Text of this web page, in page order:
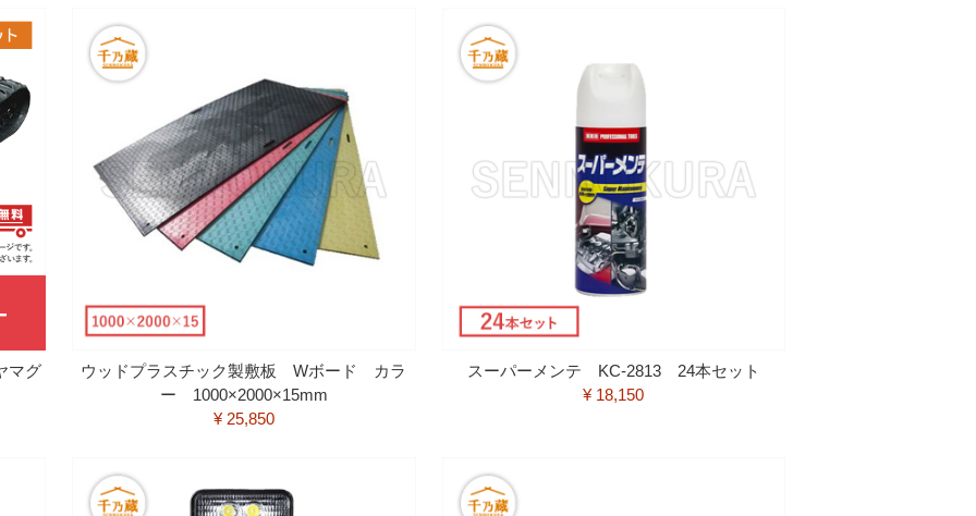
マグ
ウッドプラスチック製敷板 Wボード カラ
ー 1000×2000×15mm
¥ 25,850
スーパーメンテ KC-2813 24本セット
¥ 18,150